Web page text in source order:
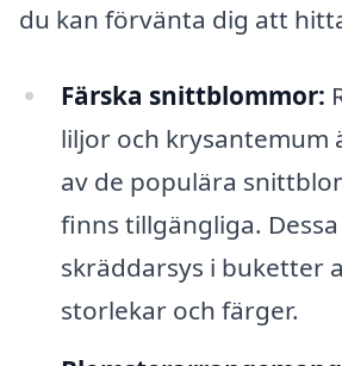
du kan förvänta dig att
Färska snittblommor:
liljor och krysantemum
av de populära
finns tillgängliga.
skräddarsys i buketter
storlekar och färger.